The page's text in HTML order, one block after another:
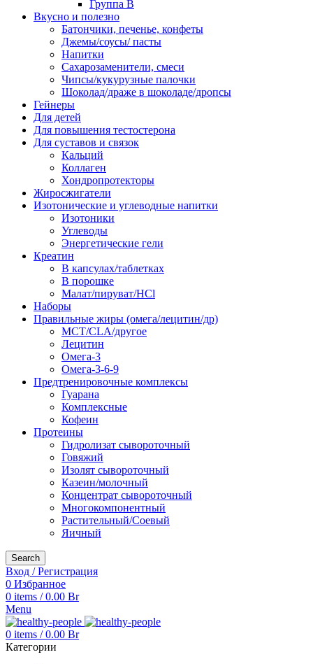
Группа В
Вкусно и полезно
Батончики, печенье, конфеты
Джемы/соусы/ пасты
Напитки
Сахарозаменители, смеси
Чипсы/кукурузные палочки
Шоколад/драже в шоколаде/дропсы
Гейнеры
Для детей
Для повышения тестостерона
Для суставов и связок
Кальций
Коллаген
Хондропротекторы
Жиросжигатели
Изотонические и углеводные напитки
Изотоники
Углеводы
Энергетические гели
Креатин
В капсулах/таблетках
В порошке
Малат/пируват/HCl
Наборы
Правильные жиры (омега/лецитин/др)
MCT/CLA/другое
Лецитин
Омега-3
Омега-3-6-9
Предтренировочные комплексы
Гуарана
Комплексные
Кофеин
Протеины
Гидролизат сывороточный
Говяжий
Изолят сывороточный
Казеин/молочный
Концентрат сывороточный
Многокомпонентный
Растительный/Соевый
Яичный
Search
Вход / Регистрация
0 Избранное
0 items / 0.00 Br
Menu
0 items / 0.00 Br
Категории